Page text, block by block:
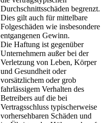
Durchschnittsschäden begrenzt.
Dies gilt auch für mittelbare
Folgeschäden wie insbesondere
entgangenen Gewinn.
Die Haftung ist gegenüber
Unternehmern außer bei der
Verletzung von Leben, Körper
und Gesundheit oder
vorsätzlichem oder grob
fahrlässigem Verhalten des
Betreibers auf die bei
Vertragsschluss typischerweise
vorhersehbaren Schäden und